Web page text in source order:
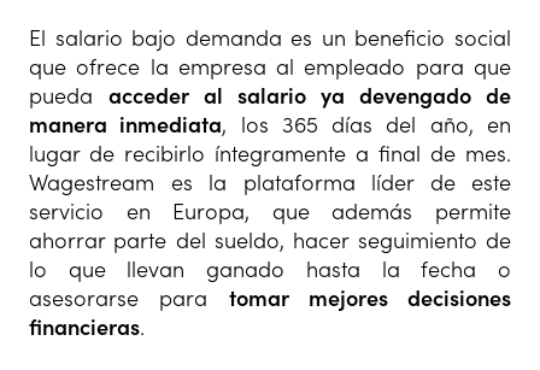
El salario bajo demanda es un beneficio social
que ofrece la empresa al empleado para que
pueda acceder al salario ya devengado de
manera inmediata, los 365 días del año, en
lugar de recibirlo íntegramente a final de mes.
Wagestream es la plataforma líder de este
servicio en Europa, que además permite
ahorrar parte del sueldo, hacer seguimiento de
lo que llevan ganado hasta la fecha o
asesorarse para tomar mejores decisiones
financieras.